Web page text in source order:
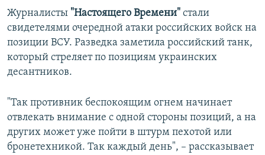
й
с
л
а
й
с
л
а
й
д
Журналисты "Настоящего Времени" стали
свидетелями очередной атаки российских войск на
позиции ВСУ. Разведка заметила российский танк,
который стреляет по позициям украинских
десантников.
"Так противник беспокоящим огнем начинает
отвлекать внимание с одной стороны позиций, а на
других может уже пойти в штурм пехотой или
бронетехникой. Так каждый день", – рассказывает